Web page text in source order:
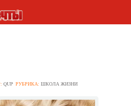
QUP РУБРИКА:ШКОЛА ЖИЗНИ